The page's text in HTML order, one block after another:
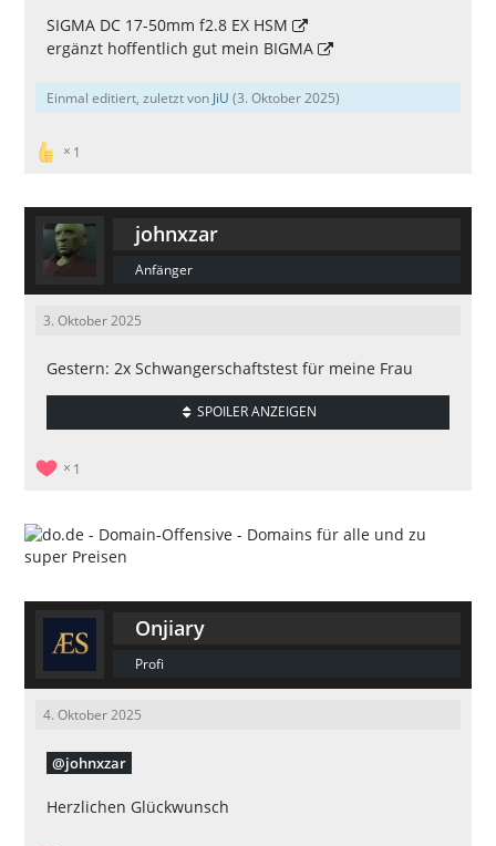
SIGMA DC 17-50mm f2.8 EX HSM
ergänzt hoffentlich gut mein BIGMA
Einmal editiert, zuletzt von JiU (3. Oktober 2025)
1
johnxzar
Anfänger
3. Oktober 2025
Gestern: 2x Schwangerschaftstest für meine Frau
SPOILER ANZEIGEN
1
Onjiary
Profi
4. Oktober 2025
johnxzar
Herzlichen Glückwunsch